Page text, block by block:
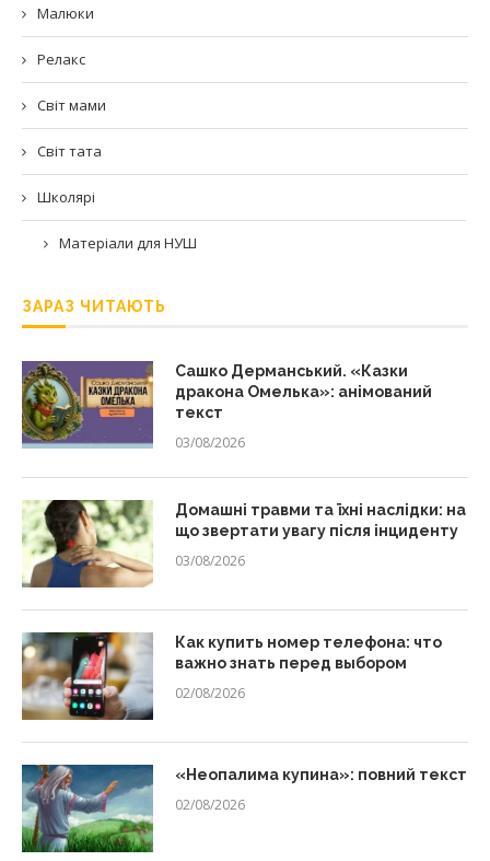
Малюки
Релакс
Світ мами
Світ тата
Школярі
Матеріали для НУШ
ЗАРАЗ ЧИТАЮТЬ
Сашко Дерманський. «Казки
дракона Омелька»: анімований
текст
03/08/2026
Домашні травми та їхні наслідки: на
що звертати увагу після інциденту
03/08/2026
Как купить номер телефона: что
важно знать перед выбором
02/08/2026
«Неопалима купина»: повний текст
02/08/2026